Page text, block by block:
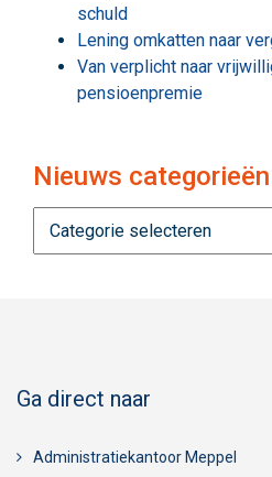
schuld
Lening omkatten naar
Van verplicht naar
pensioenpremie
Nieuws categorieën
categorieën
Ga direct naar
Administratiekantoor Meppel